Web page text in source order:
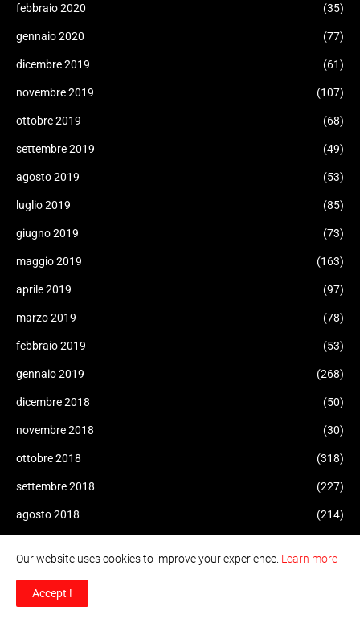
febbraio 2020 (35)
gennaio 2020 (77)
dicembre 2019 (61)
novembre 2019 (107)
ottobre 2019 (68)
settembre 2019 (49)
agosto 2019 (53)
luglio 2019 (85)
giugno 2019 (73)
maggio 2019 (163)
aprile 2019 (97)
marzo 2019 (78)
febbraio 2019 (53)
gennaio 2019 (268)
dicembre 2018 (50)
novembre 2018 (30)
ottobre 2018 (318)
settembre 2018 (227)
agosto 2018 (214)
maggio 2018
Our website uses cookies to improve your experience. Learn more
Accept !